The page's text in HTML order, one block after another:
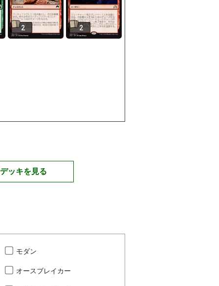
2 2
ッキを見る
モダン
オースブレイカー